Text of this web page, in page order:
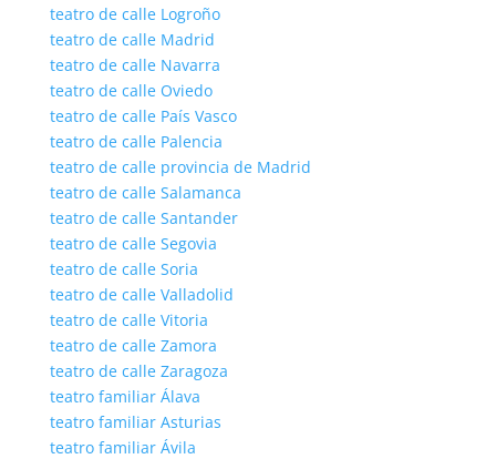
teatro de calle Logroño
teatro de calle Madrid
teatro de calle Navarra
teatro de calle Oviedo
teatro de calle País Vasco
teatro de calle Palencia
teatro de calle provincia de Madrid
teatro de calle Salamanca
teatro de calle Santander
teatro de calle Segovia
teatro de calle Soria
teatro de calle Valladolid
teatro de calle Vitoria
teatro de calle Zamora
teatro de calle Zaragoza
teatro familiar Álava
teatro familiar Asturias
teatro familiar Ávila